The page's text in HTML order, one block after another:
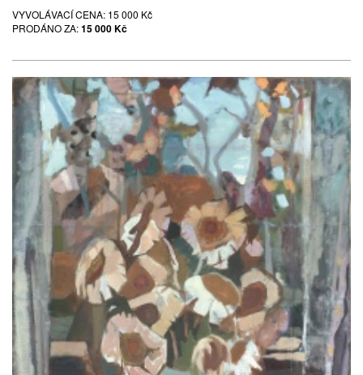
VYVOLÁVACÍ CENA: 15 000 Kč
PRODÁNO ZA:15 000 Kč